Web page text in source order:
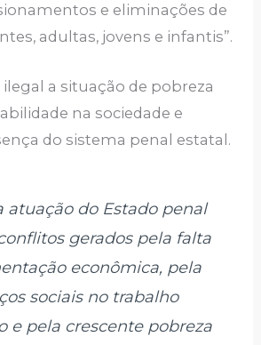
e eliminações de
adultas, jovens e infantis”.
a situação de pobreza
na sociedade e
do sistema penal estatal.
atuação do Estado penal
gerados pela falta
econômica, pela
sociais no trabalho
e pela crescente pobreza